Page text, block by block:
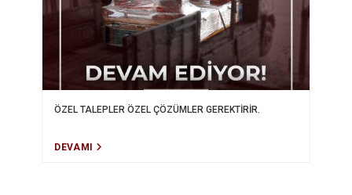
ÖZEL TALEPLER ÖZEL ÇÖZÜMLER GEREKTİRİR.
DEVAMI